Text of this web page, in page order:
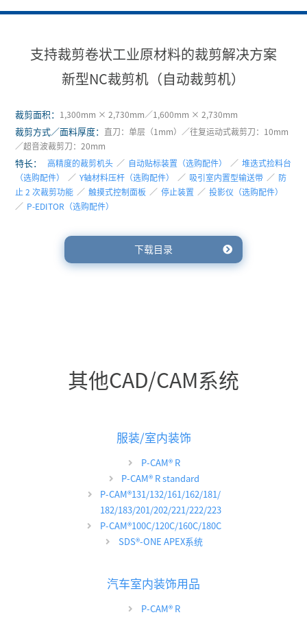
支持裁剪卷状工业原材料的裁剪解决方案
新型NC裁剪机（自动裁剪机）
裁剪面积： 1,300mm × 2,730mm／1,600mm × 2,730mm
裁剪方式／面料厚度： 直刀：单层（1mm）／往复运动式裁剪刀：10mm
／超音波裁剪刀：20mm
特长： 高精度的裁剪机头 ／ 自动贴标装置（选购配件） ／ 堆迭式捡料台
（选购配件）
／ Y轴材料压杆（选购配件） ／ 吸引室内置型输送带 ／ 防
止 2 次裁剪功能 ／ 触摸式控制面板 ／ 停止装置 ／ 投影仪（选购配件）
／ P-EDITOR（选购配件）
下载目录
其他CAD/CAM系统
服装/室内装饰
P-CAM®R
P-CAM® R standard
P-CAM®131/132/161/162/181/
182/183/201/202/221/222/223
P-CAM®100C/120C/160C/180C
SDS®-ONE APEX系统
汽车室内装饰用品
P-CAM®R